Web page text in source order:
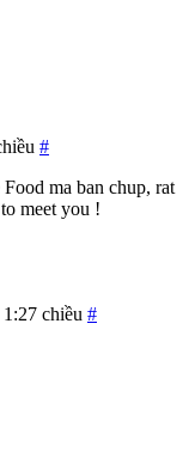
#
ma ban chup, rat
meet you !
chiều #